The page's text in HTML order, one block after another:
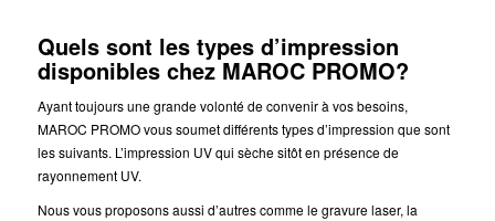
Quels sont les types d’impression
disponibles chez MAROC PROMO?
Ayant toujours une grande volonté de convenir à vos besoins,
MAROC PROMO vous soumet différents types d’impression que sont
les suivants. L’impression UV qui sèche sitôt en présence de
rayonnement UV.
Nous vous proposons aussi d’autres comme le gravure laser, la